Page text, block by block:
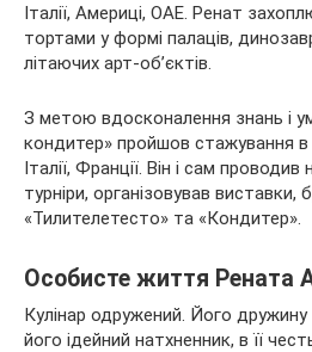
Італії, Америці, ОАЕ. Ренат
тортами у формі палаців,
літаючих арт-об’єктів.
З метою вдосконалення знань і
кондитер» пройшов стажування в
Італії, Франції. Він і сам проводив
турніри, організовував виставки,
«Тилителетесто» та «Кондитер».
Особисте життя Рената
Кулінар одружений. Його дружину
його ідейний натхненник, в її